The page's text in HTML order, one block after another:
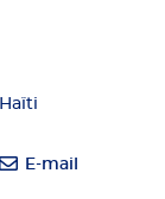
Haïti
E-mail